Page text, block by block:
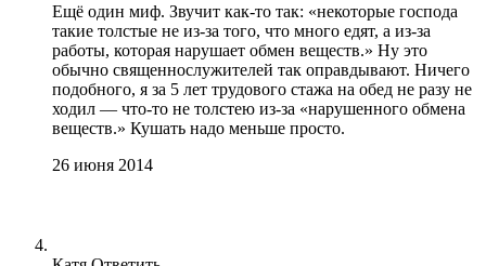
Ещё один миф. Звучит как-то так: «некоторые господа
такие толстые не из-за того, что много едят, а из-за
работы, которая нарушает обмен веществ.» Ну это
обычно священнослужителей так оправдывают. Ничего
подобного, я за 5 лет трудового стажа на обед не разу не
ходил — что-то не толстею из-за «нарушенного обмена
веществ.» Кушать надо меньше просто.
26 июня 2014